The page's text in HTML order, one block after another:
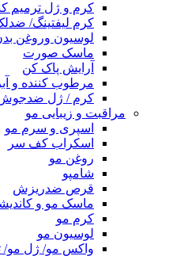
کرم و ژل ترمیم
کرم لیفتینگ/
لوسیون وروغن
ماسک صورت
آرایش پاک کن
مرطوب کننده و
کرم / ژل
مراقبت و زیبایی مو
اسپری و سرم مو
اسکراب کف سر
روغن مو
شامپو
قرص ضدریزش
ماسک مو و
کرم مو
لوسیون مو
واکس مو/ ژل مو/